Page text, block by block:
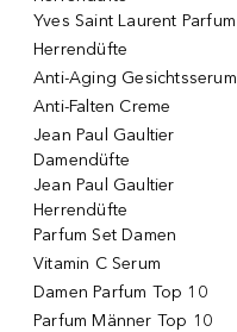
Yves Saint Laurent Parfum
Herrendüfte
Anti-Aging Gesichtsserum
Anti-Falten Creme
Jean Paul Gaultier
Damendüfte
Jean Paul Gaultier
Herrendüfte
Parfum Set Damen
Vitamin C Serum
Damen Parfum Top 10
Parfum Männer Top 10